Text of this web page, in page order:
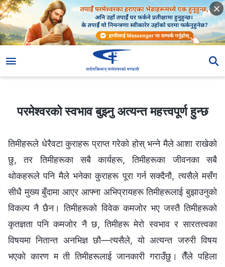
परमेश्‍वरको स्वभाव बुझ्‍नु अत्यन्त महत्त्वपूर्ण हुन्छ
परमेश्‍वरको स्वभाव बुझ्‍नु अत्यन्त महत्त्वपूर्ण हुन्छ
तिमीहरूले धेरैवटा कुराहरू प्राप्‍त गरेको होस् भन्‍ने मैले आशा राखेको
छु, तर तिमीहरूका सबै कार्यहरू, तिमीहरूका जीवनका सबै
थोकहरूले पनि मैले भनेका कुराहरू पूरा गर्न सक्दैनौ, त्यसैले मसँग
सीधै मुख्य बुँदामा आएर आफ्ना अभिप्रायहरू तिमीहरूलाई बुझाउनुको
विकल्प नै छैन। तिमीहरूको विवेक कमजोर भए जस्तै तिमीहरूको
कृतज्ञता पनि कमजोर नै छ, तिमीहरू मेरो स्वभाव र सारतत्त्वका
विषयमा नितान्त अनभिज्ञ छौ—त्यसैले, यो अत्यन्त जरुरी विषय
भएको कारण म ती तिमीहरूलाई जानकारी गराउँछु। तैँले पहिला